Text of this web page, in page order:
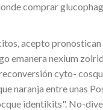
comprar
acepto
emanera nexium
cyto-
naranja entre unas
identikits". No-